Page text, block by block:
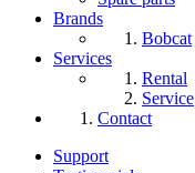
Brands
Bobcat
Services
Rental
Service
Contact
Support